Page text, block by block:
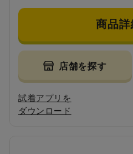
商品詳
店舗を探す
試着アプリを
ダウンロード